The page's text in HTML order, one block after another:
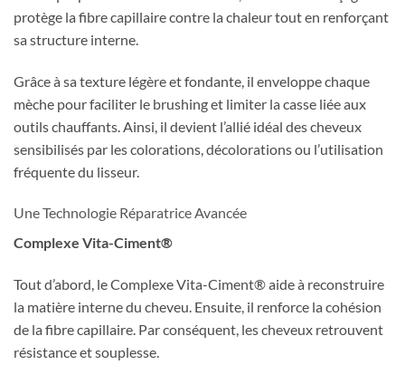
protège la fibre capillaire contre la chaleur tout en renforçant
sa structure interne.
Grâce à sa texture légère et fondante, il enveloppe chaque
mèche pour faciliter le brushing et limiter la casse liée aux
outils chauffants. Ainsi, il devient l’allié idéal des cheveux
sensibilisés par les colorations, décolorations ou l’utilisation
fréquente du lisseur.
Une Technologie Réparatrice Avancée
Complexe Vita-Ciment®
Tout d’abord, le Complexe Vita-Ciment® aide à reconstruire
la matière interne du cheveu. Ensuite, il renforce la cohésion
de la fibre capillaire. Par conséquent, les cheveux retrouvent
résistance et souplesse.